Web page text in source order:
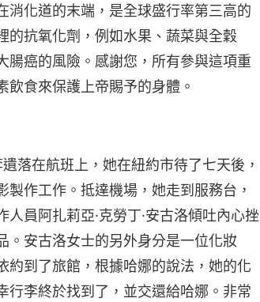
消化道的末端，是全球盛行率第三高的
的抗氧化劑，例如水果、蔬菜與全穀
腸癌的風險。感謝您，所有參與這項重
食來保護上帝賜予的身體。
落在航班上，她在紐約市待了七天後，
作工作。抵達機場，她走到服務台，
員阿扎莉亞·克勞丁·安古洛傾吐內心挫
。安古洛女士的另外身分是一位化妝
約到了旅館，根據哈娜的說法，她的化
行李終於找到了，並交還給哈娜。非常